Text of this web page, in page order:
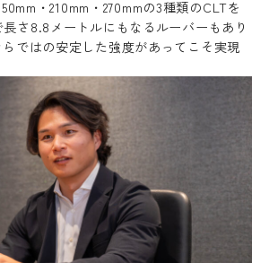
・210mm・270mmの3種類のCLTを
さ8.8メートルにもなるルーバーもあり
ではの安定した強度があってこそ実現